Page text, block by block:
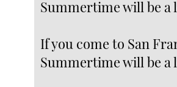
Summertime will be a
If you come to San
Summertime will be a